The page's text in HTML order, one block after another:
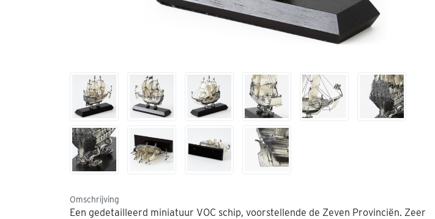
Omschrijving
Een gedetailleerd miniatuur VOC schip, voorstellende de Zeven Provinciën. Zeer